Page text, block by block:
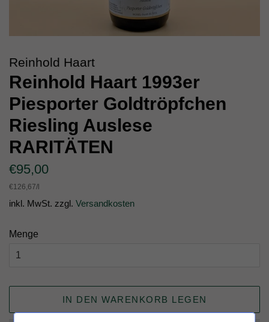
Reinhold Haart
Reinhold Haart 1993er
Piesporter Goldtröpfchen
Riesling Auslese
RARITÄTEN
Normaler
Preis
€95,00
Einzelpreis
€126,67/
inkl. MwSt. zzgl. Versandkosten
Menge
IN DEN WARENKORB LEGEN